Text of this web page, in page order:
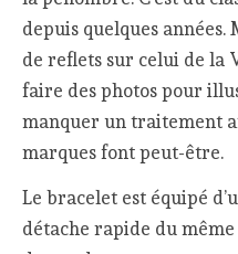
depuis quelques années.
de reflets sur celui de la
faire des photos pour
manquer un traitement
marques font peut-être.
Le bracelet est équipé
détache rapide du même